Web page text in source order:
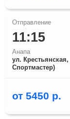
11:15
Анапа
ул.
Спортмастер)
от 5450 р.